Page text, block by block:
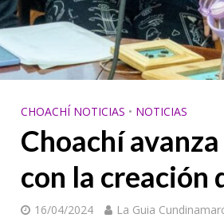
CHOACHÍ NOTICIAS • NOTICIAS
Choachí
con la creación
16/04/2024 La Guia